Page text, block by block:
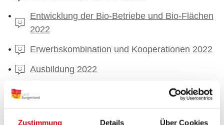
Zustimmung Details Über Cookies
Entwicklung der Bio-Betriebe und Bio-Flächen
2022
Erwerbskombination und Kooperationen 2022
Ausbildung 2022
Wirtschaftliche Entwicklung 2022